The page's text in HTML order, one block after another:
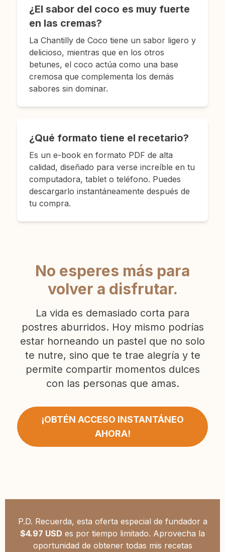
¿El sabor del coco es muy fuerte
en las cremas?
La Chantilly de Coco tiene un sabor ligero y
delicioso, mientras que en los otros
betunes, el coco actúa como una base
cremosa que complementa los demás
sabores sin dominar.
¿Qué formato tiene el recetario?
Es un e-book en formato PDF de alta
calidad, diseñado para verse increíble en tu
computadora, tablet o teléfono. Puedes
descargarlo instantáneamente después de
tu compra.
No esperes más para
volver a disfrutar.
La vida es demasiado corta para
postres aburridos. Hoy mismo podrías
estar horneando un pastel que no solo
te nutre, sino que te trae alegría y te
permite compartir momentos dulces
con las personas que amas.
¡OBTÉN ACCESO INSTANTÁNEO
AHORA!
P.D. Recuerda, esta oferta especial de fundador a
$4.97 USD es por tiempo limitado. Aprovecha la
oportunidad de obtener todas mis recetas